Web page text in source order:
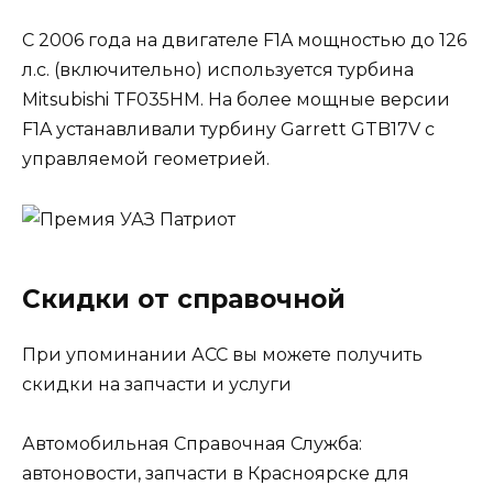
С 2006 года на двигателе F1A мощностью до 126
л.с. (включительно) используется турбина
Mitsubishi TF035HM. На более мощные версии
F1A устанавливали турбину Garrett GTB17V с
управляемой геометрией.
Скидки от справочной
При упоминании АСС вы можете получить
скидки на запчасти и услуги
Автомобильная Справочная Служба:
автоновости, запчасти в Красноярске для